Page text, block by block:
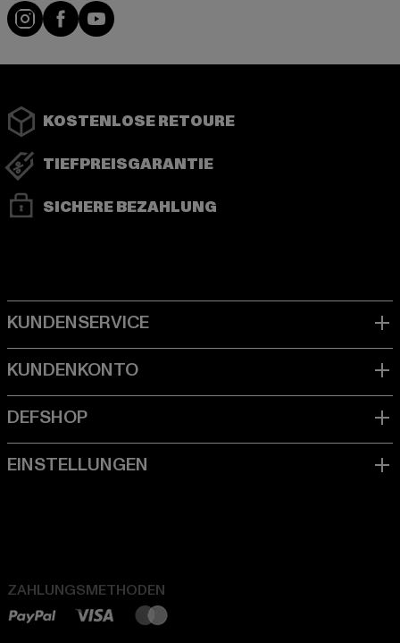
Instagram
FacebookYouTube
KOSTENLOSE RETOURE
TIEFPREISGARANTIE
SICHERE BEZAHLUNG
ZAHLUNGSMETHODEN